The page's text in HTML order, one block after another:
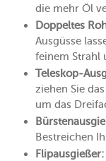
die mehr Öl
Doppeltes
Ausgüsse
feinem Strahl
Teleskop-
ziehen Sie
um das
Bestreichen
Flipausgießer: